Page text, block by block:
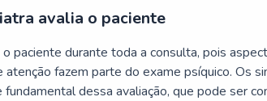
avalia o paciente
paciente durante toda a consulta, pois
atenção fazem parte do exame psíquico. Os
dessa avaliação, que pode ser